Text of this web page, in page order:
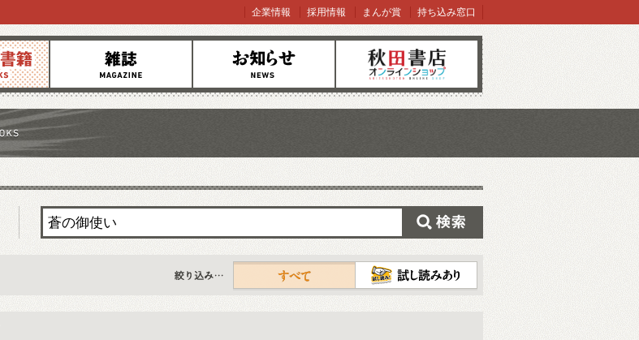
雑誌 お知らせ オンラインショップ
企業情報 採用情報 まんが賞 持ち込み窓口
すべて